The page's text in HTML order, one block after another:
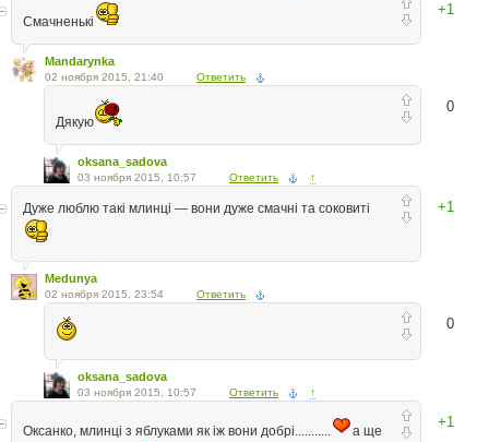
+1
Смачненькі
Mandarynka
02 ноября 2015, 21:40 Ответить
0
Дякую
oksana_sadova
03 ноября 2015, 10:57 Ответить ↑
+1
Дуже люблю такі млинці — вони дуже смачні та соковиті
Medunya
02 ноября 2015, 23:54 Ответить
0
oksana_sadova
03 ноября 2015, 10:57 Ответить ↑
+1
Оксанко, млинці з яблуками як іж вони добрі...........
а ще